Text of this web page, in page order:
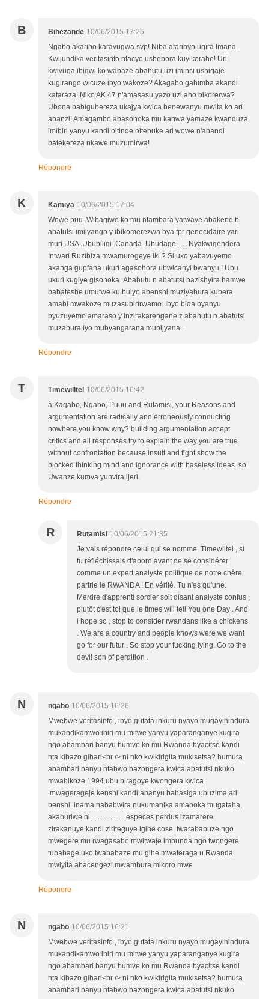
B Bihezande 10/06/2015 17:26
Ngabo,akariho karavugwa svp! Niba ataribyo ugira Imana.
Kwijundika veritasinfo ntacyo ushobora kuyikoraho! Uri
kwivuga ibigwi ko wabaze abahutu uzi iminsi ushigaje
kugirango wicuze ibyo wakoze? Akagabo gahimba akandi
kataraza! Niko AK 47 n'amasasu yazo uzi aho bikorerwa?
Ubona babiguhereza ukajya kwica benewanyu mwita ko ari
abanzi! Amagambo abasohoka mu kanwa yamaze kwanduza
imibiri yanyu kandi bitinde bitebuke ari wowe n'abandi
batekereza nkawe muzumirwa!
Répondre
K Kamiya 10/06/2015 17:04
Wowe puu .Wibagiwe ko mu ntambara yatwaye abakene b
abatutsi imilyango y ibikomerezwa bya fpr genocidaire yari
muri USA .Ububiligi .Canada .Ubudage ..... Nyakwigendera
Intwari Ruzibiza mwamurogeye iki ? Si uko yabavuyemo
akanga gupfana ukuri agasohora ubwicanyi bwanyu ! Ubu
ukuri kugiye gisohoka .Abahutu n abatutsi bazishyira hamwe
babateshe umutwe ku bulyo abenshi muziyahura kubera
amabi mwakoze muzasubirirwamo. Ibyo bida byanyu
byuzuyemo amaraso y inzirakarengane z abahutu n abatutsi
muzabura iyo mubyangarana mubijyana .
Répondre
T Timewilltel 10/06/2015 16:42
à Kagabo, Ngabo, Puuu and Rutamisi, your Reasons and
argumentation are radically and erroneously conducting
nowhere.you know why? building argumentation accept
critics and all responses try to explain the way you are true
without confrontation because insult and fight show the
blocked thinking mind and ignorance with baseless ideas. so
Uwanze kumva yunvira ijeri.
Répondre
R Rutamisi 10/06/2015 21:35
Je vais répondre celui qui se nomme. Timewiltel , si
tu réfléchissais d'abord avant de se considérer
comme un expert analyste politique de notre chère
partrie le RWANDA ! En vérité. Tu n'es qu'une.
Merdre d'apprenti sorcier soit disant analyste confus ,
plutôt c'est toi que le times will tell You one Day . And
i hope so , stop to consider rwandans like a chickens
. We are a country and people knows were we want
go for our futur . So stop your fucking lying. Go to the
devil son of perdition .
N ngabo 10/06/2015 16:26
Mwebwe veritasinfo , ibyo gufata inkuru nyayo mugayihindura
mukandikamwo ibiri mu mitwe yanyu yaparanganye kugira
ngo abambari banyu bumve ko mu Rwanda byacitse kandi
nta kibazo gihari<br /> ni nko kwikirigita mukisetsa? humura
abambari banyu ntabwo bazongera kwica abatutsi nkuko
mwabikoze 1994.ubu biragoye kwongera kwica
.mwagerageje kenshi kandi abanyu bahasiga ubuzima ari
benshi .inama nababwira nukumanika amaboka mugataha,
akaburiwe ni ...................especes perdus.izamarere
zirakanuye kandi ziriteguye igihe cose, twarababuze ngo
mwegere mu rwagasabo mwitwaje imbunda ngo twongere
tubabage uko twababaze mu gihe mwateraga u Rwanda
mwiyita abacengezi.mwambura mikoro mwe
Répondre
N ngabo 10/06/2015 16:21
Mwebwe veritasinfo , ibyo gufata inkuru nyayo mugayihindura
mukandikamwo ibiri mu mitwe yanyu yaparanganye kugira
ngo abambari banyu bumve ko mu Rwanda byacitse kandi
nta kibazo gihari<br /> ni nko kwikirigita mukisetsa? humura
abambari banyu ntabwo bazongera kwica abatutsi nkuko